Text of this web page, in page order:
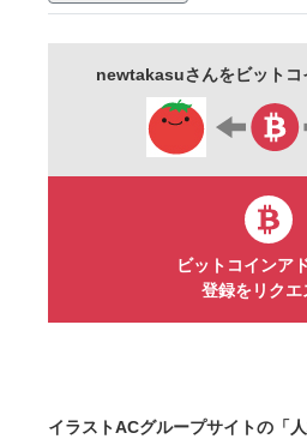
社員 新入社員 スタッフ
newtakasuさんをビットコ
ビットコインア
登録をリクエ
イラストACグループサイトの「